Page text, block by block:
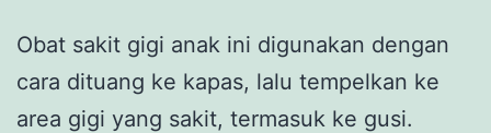
Obat sakit gigi anak ini digunakan dengan
cara dituang ke kapas, lalu tempelkan ke
area gigi yang sakit, termasuk ke gusi.